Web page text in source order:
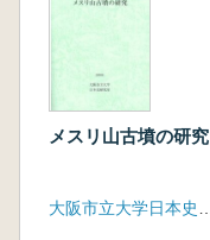
メスリ山古墳の研究